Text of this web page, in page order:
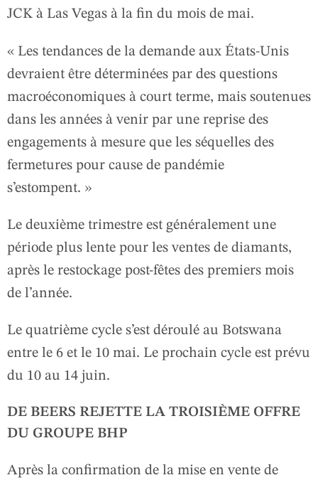
JCK à Las Vegas à la fin du mois de mai.
« Les tendances de la demande aux États-Unis
devraient être déterminées par des questions
macroéconomiques à court terme, mais soutenues
dans les années à venir par une reprise des
engagements à mesure que les séquelles des
fermetures pour cause de pandémie
s’estompent. »
Le deuxième trimestre est généralement une
période plus lente pour les ventes de diamants,
après le restockage post-fêtes des premiers mois
de l’année.
Le quatrième cycle s’est déroulé au Botswana
entre le 6 et le 10 mai. Le prochain cycle est prévu
du 10 au 14 juin.
DE BEERS REJETTE LA TROISIÈME OFFRE
DU GROUPE BHP
Après la confirmation de la mise en vente de